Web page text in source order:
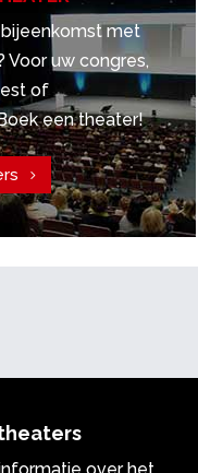
bijeenkomst met
Voor uw congres,
of
een theater!